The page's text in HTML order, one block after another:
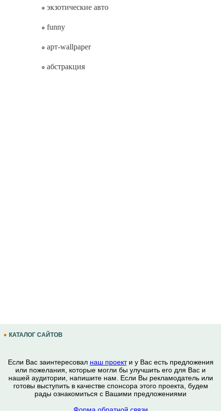
экзотические авто
funny
арт-wallpaper
абстракция
КАТАЛОГ САЙТОВ
Если Вас заинтересовал наш проекти у Вас есть предложения
или пожелания, которые могли бы улучшить его для Вас и
нашей аудитории, напишите нам. Если Вы рекламодатель или
готовы выступить в качестве спонсора этого проекта, будем
рады ознакомиться с Вашими предложениями